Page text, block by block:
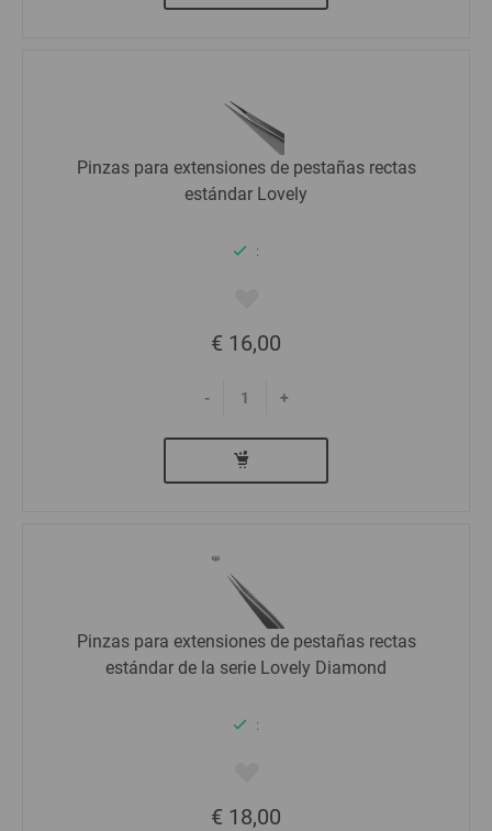
Pinzas para extensiones de pestañas rectas
estándar Lovely
:
€ 16,00
- +
Pinzas para extensiones de pestañas rectas
estándar de la serie Lovely Diamond
:
€ 18,00